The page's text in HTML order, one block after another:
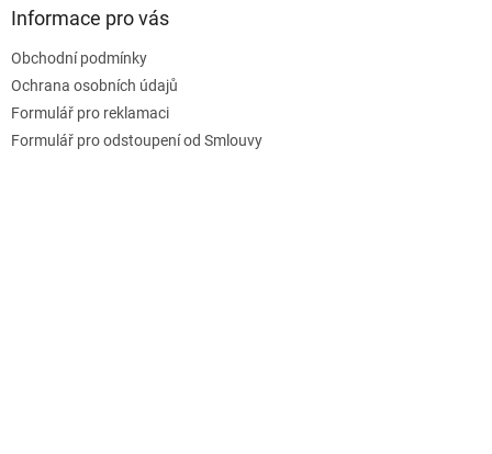
Informace pro vás
Obchodní podmínky
Ochrana osobních údajů
Formulář pro reklamaci
Formulář pro odstoupení od Smlouvy